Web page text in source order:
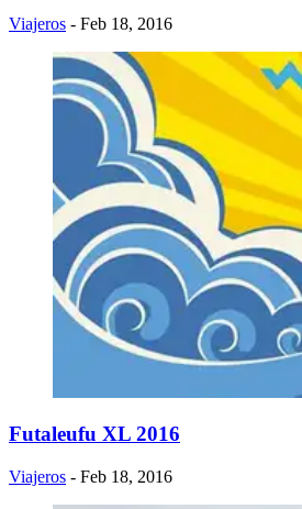
Viajeros - Feb 18, 2016
Futaleufu XL 2016
Viajeros - Feb 18, 2016